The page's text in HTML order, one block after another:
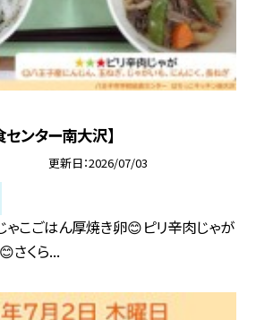
ンター南大沢】
更新日 2026/07/03
ゃこごはん厚焼き卵😊ピリ辛肉じゃが
さくら...